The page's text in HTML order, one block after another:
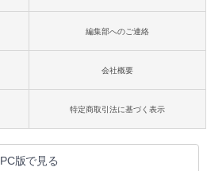
編集部へのご連絡
会社概要
特定商取引法に基づく表示
PC版で見る